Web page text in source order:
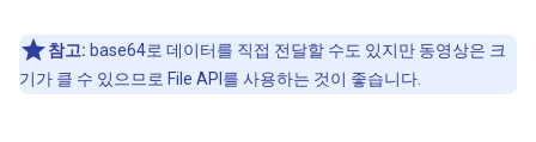
참고: base64로 데이터를 직접 전달할 수도 있지만 동영상은 크
기가 클 수 있으므로 File API를 사용하는 것이 좋습니다.